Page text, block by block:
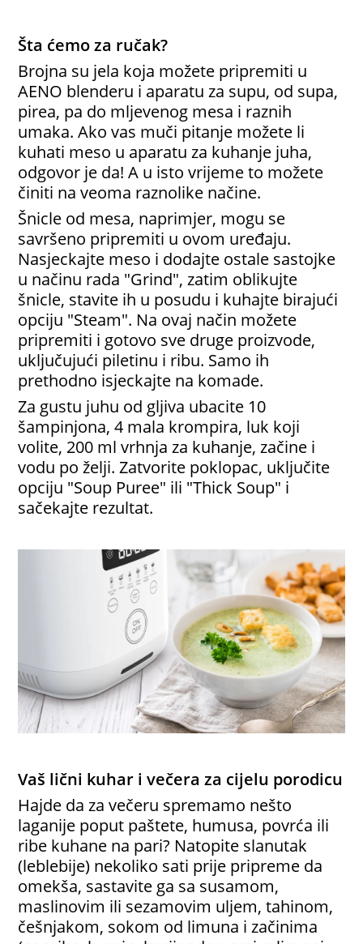
Šta ćemo za ručak?
Brojna su jela koja možete pripremiti u
AENO blenderu i aparatu za supu, od supa,
pirea, pa do mljevenog mesa i raznih
umaka. Ako vas muči pitanje možete li
kuhati meso u aparatu za kuhanje juha,
odgovor je da! A u isto vrijeme to možete
činiti na veoma raznolike načine.
Šnicle od mesa, naprimjer, mogu se
savršeno pripremiti u ovom uređaju.
Nasjeckajte meso i dodajte ostale sastojke
u načinu rada "Grind", zatim oblikujte
šnicle, stavite ih u posudu i kuhajte birajući
opciju "Steam". Na ovaj način možete
pripremiti i gotovo sve druge proizvode,
uključujući piletinu i ribu. Samo ih
prethodno isjeckajte na komade.
Za gustu juhu od gljiva ubacite 10
šampinjona, 4 mala krompira, luk koji
volite, 200 ml vrhnja za kuhanje, začine i
vodu po želji. Zatvorite poklopac, uključite
opciju "Soup Puree" ili "Thick Soup" i
sačekajte rezultat.
Vaš lični kuhar i večera za cijelu porodicu
Hajde da za večeru spremamo nešto
laganije poput paštete, humusa, povrća ili
ribe kuhane na pari? Natopite slanutak
(leblebije) nekoliko sati prije pripreme da
omekša, sastavite ga sa susamom,
maslinovim ili sezamovim uljem, tahinom,
češnjakom, sokom od limuna i začinima